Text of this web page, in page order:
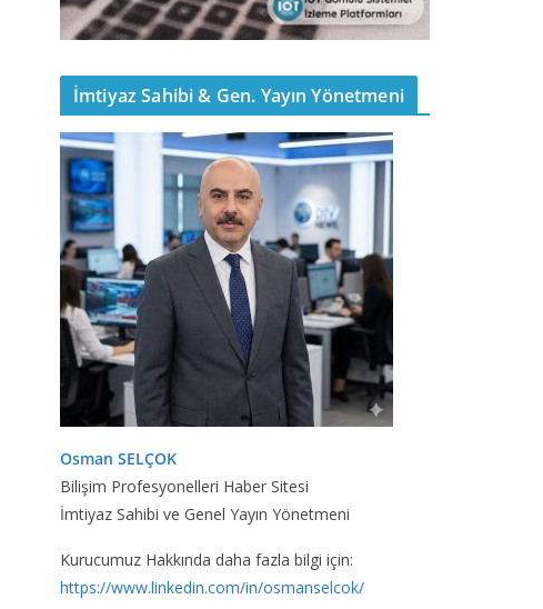
İmtiyaz Sahibi & Gen. Yayın Yönetmeni
Osman SELÇOK
Bilişim Profesyonelleri Haber Sitesi
İmtiyaz Sahibi ve Genel Yayın Yönetmeni
Kurucumuz Hakkında daha fazla bilgi için:
https://www.linkedin.com/in/osmanselcok/